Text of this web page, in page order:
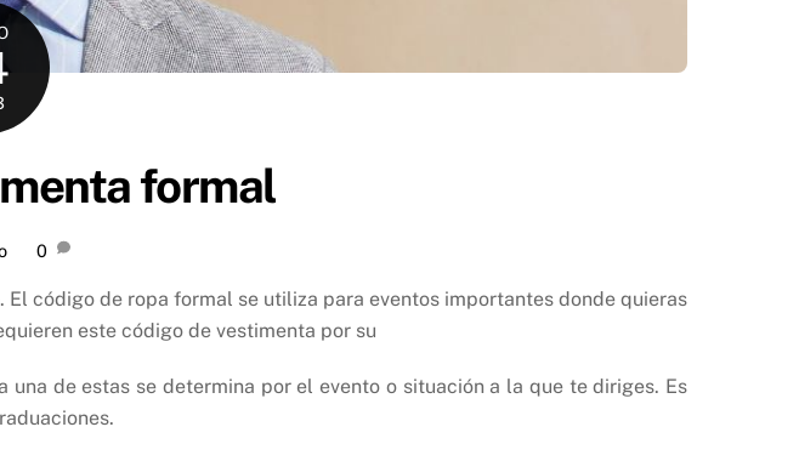
formal
0
El código de ropa formal se utiliza para eventos importantes donde quieras
este código de vestimenta por su
de estas se determina por el evento o situación a la que te diriges. Es